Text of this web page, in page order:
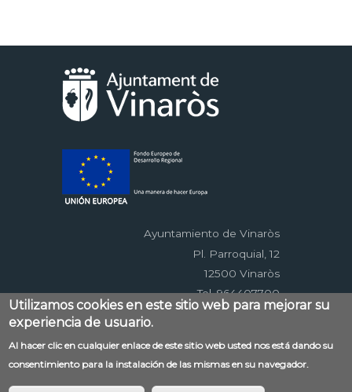
Ayuntamiento de Vinaròs
Pl. Parroquial, 12
12500 Vinaròs
Tel. 964407700
Menú
al
Contacto Aviso legal
Mapa web
Accessibilitat
Política de privacidad
RSS
EDUSI
Utilizamos cookies en este sitio web para mejorar su
experiencia de usuario.
Al hacer clic en cualquier enlace de este sitio web usted nos está dando su
consentimiento para la instalación de las mismas en su navegador.